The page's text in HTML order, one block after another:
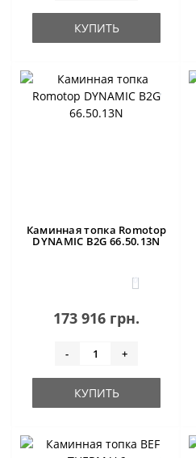
КУПИТЬ
Каминная топка Romotop
DYNAMIC B2G 66.50.13N
0
173 916 грн.
- +
КУПИТЬ